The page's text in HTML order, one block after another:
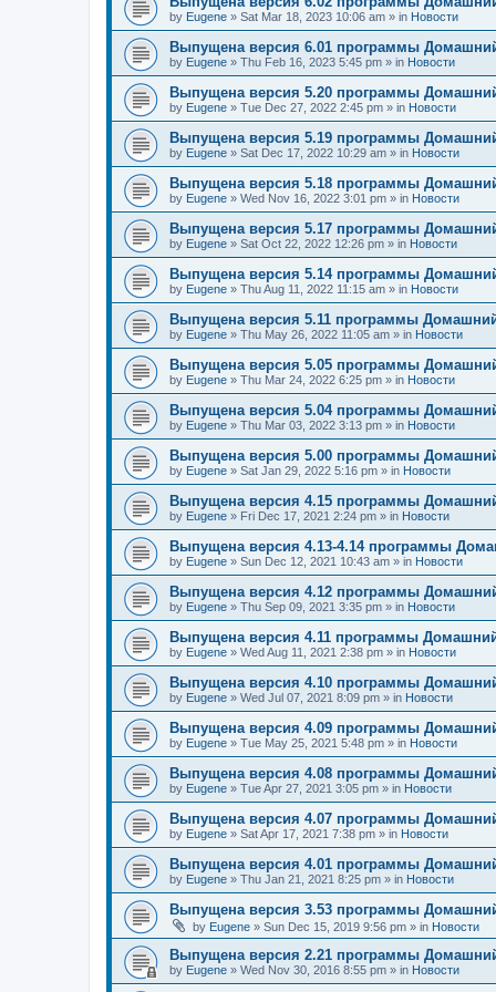
by Eugene » Sat Mar 18, 2023 10:06 am » in Новости
Выпущена версия 6.01 программы
by Eugene » Thu Feb 16, 2023 5:45 pm » in Новости
Выпущена версия 5.20 программы
by Eugene » Tue Dec 27, 2022 2:45 pm » in Новости
Выпущена версия 5.19 программы
by Eugene » Sat Dec 17, 2022 10:29 am » in Новости
Выпущена версия 5.18 программы
by Eugene » Wed Nov 16, 2022 3:01 pm » in Новости
Выпущена версия 5.17 программы
by Eugene » Sat Oct 22, 2022 12:26 pm » in Новости
Выпущена версия 5.14 программы
by Eugene » Thu Aug 11, 2022 11:15 am » in Новости
Выпущена версия 5.11 программы
by Eugene » Thu May 26, 2022 11:05 am » in Новости
Выпущена версия 5.05 программы
by Eugene » Thu Mar 24, 2022 6:25 pm » in Новости
Выпущена версия 5.04 программы
by Eugene » Thu Mar 03, 2022 3:13 pm » in Новости
Выпущена версия 5.00 программы
by Eugene » Sat Jan 29, 2022 5:16 pm » in Новости
Выпущена версия 4.15 программы
by Eugene » Fri Dec 17, 2021 2:24 pm » in Новости
Выпущена версия 4.13-4.14 программы
by Eugene » Sun Dec 12, 2021 10:43 am » in Новости
Выпущена версия 4.12 программы
by Eugene » Thu Sep 09, 2021 3:35 pm » in Новости
Выпущена версия 4.11 программы
by Eugene » Wed Aug 11, 2021 2:38 pm » in Новости
Выпущена версия 4.10 программы
by Eugene » Wed Jul 07, 2021 8:09 pm » in Новости
Выпущена версия 4.09 программы
by Eugene » Tue May 25, 2021 5:48 pm » in Новости
Выпущена версия 4.08 программы
by Eugene » Tue Apr 27, 2021 3:05 pm » in Новости
Выпущена версия 4.07 программы
by Eugene » Sat Apr 17, 2021 7:38 pm » in Новости
Выпущена версия 4.01 программы
by Eugene » Thu Jan 21, 2021 8:25 pm » in Новости
Выпущена версия 3.53 программы
by Eugene » Sun Dec 15, 2019 9:56 pm » in Новости
Выпущена версия 2.21 программы
by Eugene » Wed Nov 30, 2016 8:55 pm » in Новости